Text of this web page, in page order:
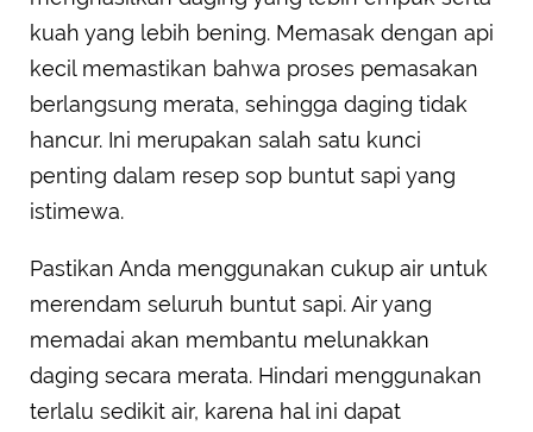
kuah yang lebih bening. Memasak dengan api
kecil memastikan bahwa proses pemasakan
berlangsung merata, sehingga daging tidak
hancur. Ini merupakan salah satu kunci
penting dalam resep sop buntut sapi yang
istimewa.
Pastikan Anda menggunakan cukup air untuk
merendam seluruh buntut sapi. Air yang
memadai akan membantu melunakkan
daging secara merata. Hindari menggunakan
terlalu sedikit air, karena hal ini dapat